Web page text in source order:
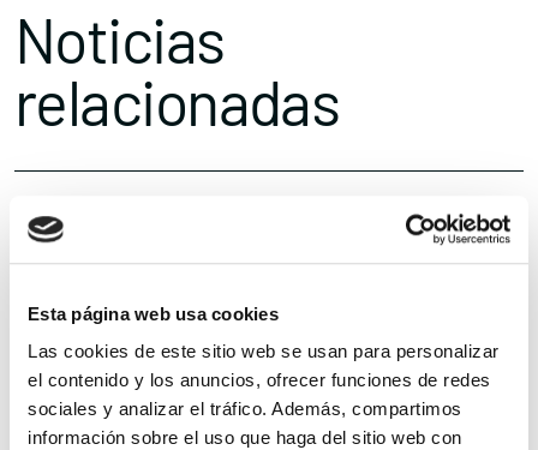
Esta página web usa cookies
Las cookies de este sitio web se usan para personalizar
el contenido y los anuncios, ofrecer funciones de redes
sociales y analizar el tráfico. Además, compartimos
información sobre el uso que haga del sitio web con
Noticias
relacionadas